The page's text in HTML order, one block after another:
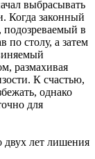
выбрасывать
Когда законный
подозреваемый в
по столу, а затем
размахивая
К счастью,
однако
для
двух лет лишения